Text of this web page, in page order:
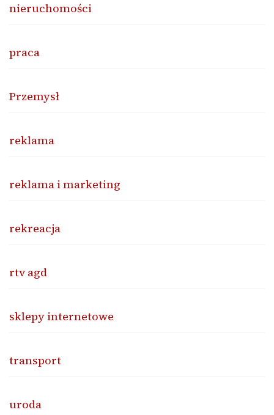
nieruchomości
praca
Przemysł
reklama
reklama i marketing
rekreacja
rtv agd
sklepy internetowe
transport
uroda